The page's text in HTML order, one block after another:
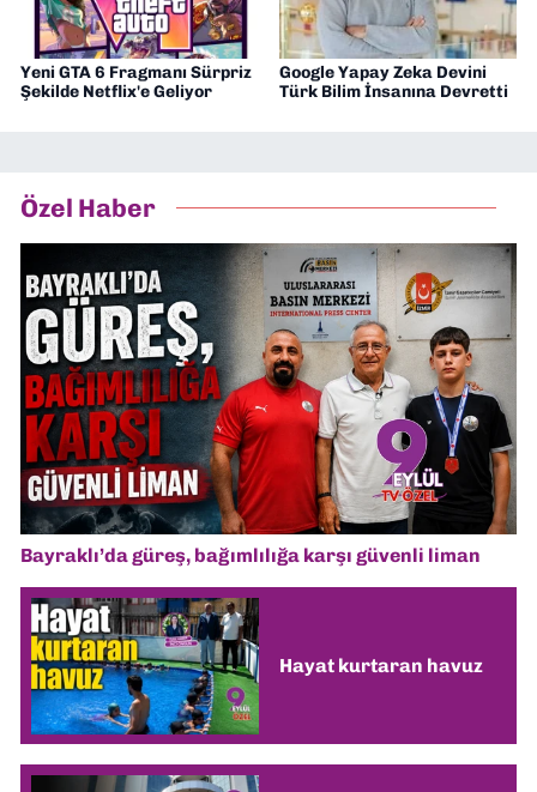
Yeni GTA 6 Fragmanı Sürpriz
Şekilde Netflix'e Geliyor
Google Yapay Zeka Devini
Türk Bilim İnsanına Devretti
Özel Haber
Bayraklı’da güreş, bağımlılığa karşı güvenli liman
Hayat kurtaran havuz